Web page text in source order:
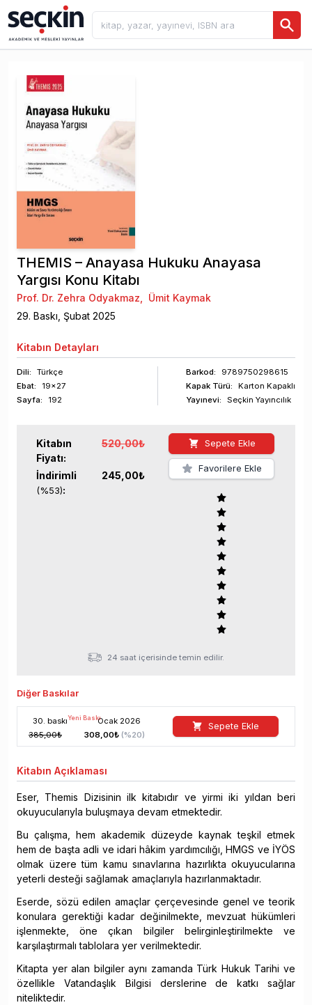
THEMIS – Anayasa Hukuku Anayasa
Yargısı Konu Kitabı
Prof. Dr. Zehra Odyakmaz, Ümit Kaymak
29. Baskı, Şubat 2025
Kitabın Detayları
Dili:
Türkçe
Ebat:
19x27
Sayfa: 192
Barkod:
9789750298615
Kapak Türü:
Karton Kapaklı
Yayınevi:
Seçkin Yayıncılık
Kitabın
Fiyatı:
520,00₺
İndirimli
(%53):
245,00₺
Sepete Ekle
Favorilere Ekle
24 saat içerisinde temin edilir.
Diğer Baskılar
30. baskıYeni BaskıOcak 2026
385,00₺ 308,00₺ (%20)
Sepete Ekle
Kitabın Açıklaması
Eser, Themis Dizisinin ilk kitabıdır ve yirmi iki yıldan beri
okuyucularıyla buluşmaya devam etmektedir.
Bu çalışma, hem akademik düzeyde kaynak teşkil etmek
hem de başta adli ve idari hâkim yardımcılığı, HMGS ve İYÖS
olmak üzere tüm kamu sınavlarına hazırlıkta okuyucularına
yeterli desteği sağlamak amaçlarıyla hazırlanmaktadır.
Eserde, sözü edilen amaçlar çerçevesinde genel ve teorik
konulara gerektiği kadar değinilmekte, mevzuat hükümleri
işlenmekte, öne çıkan bilgiler belirginleştirilmekte ve
karşılaştırmalı tablolara yer verilmektedir.
Kitapta yer alan bilgiler aynı zamanda Türk Hukuk Tarihi ve
özellikle Vatandaşlık Bilgisi derslerine de katkı sağlar
niteliktedir.